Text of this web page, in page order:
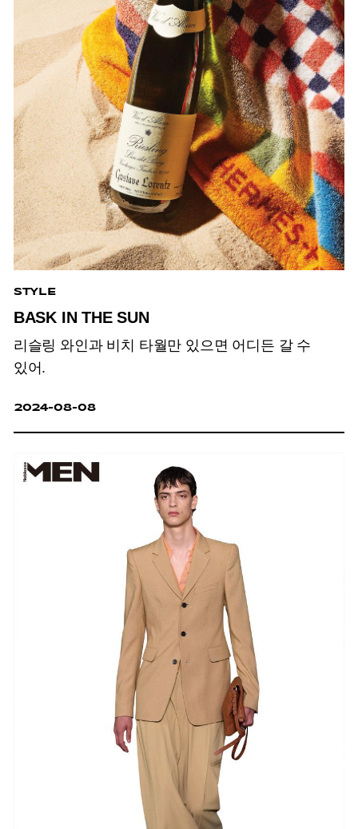
STYLE
BASK IN THE SUN
리슬링 와인과 비치 타월만 있으면 어디든 갈 수
있어.
2024-08-08